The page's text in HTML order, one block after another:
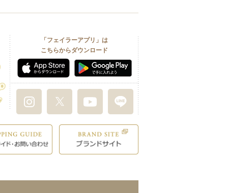
「フェイラーアプリ」は
こちらからダウンロード